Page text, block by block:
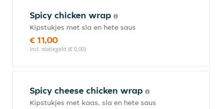
Spicy chicken wrap
Kipstukjes met sla en hete saus
€ 11,00
incl. statiegeld (€ 0,00)
Spicy cheese chicken wrap
Kipstukjes met kaas, sla en hete saus